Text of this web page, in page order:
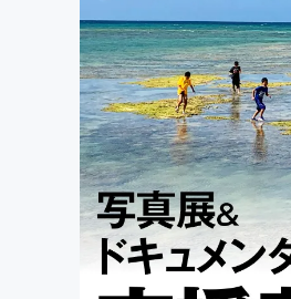
映像・映
ビジネス
まちづく